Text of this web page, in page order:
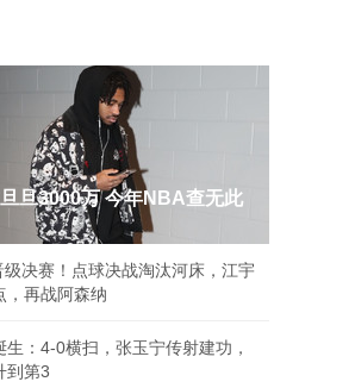
旦3000万 今年NBA查无此
级决赛！点球决战淘汰河床，江宇
，再战阿森纳
生：4-0横扫，张玉宁传射建功，
到第3